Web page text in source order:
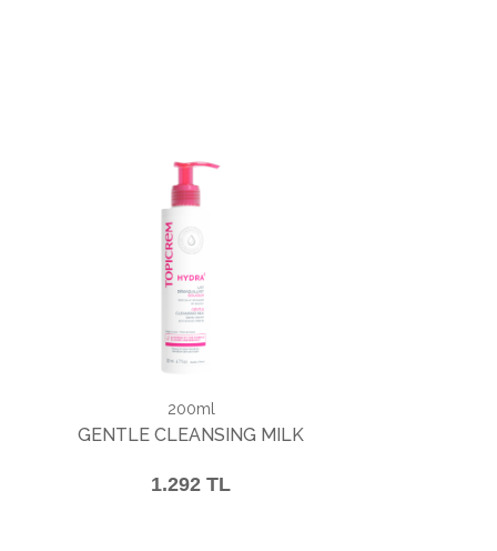
200ml
GENTLE CLEANSING MILK
1.292 TL